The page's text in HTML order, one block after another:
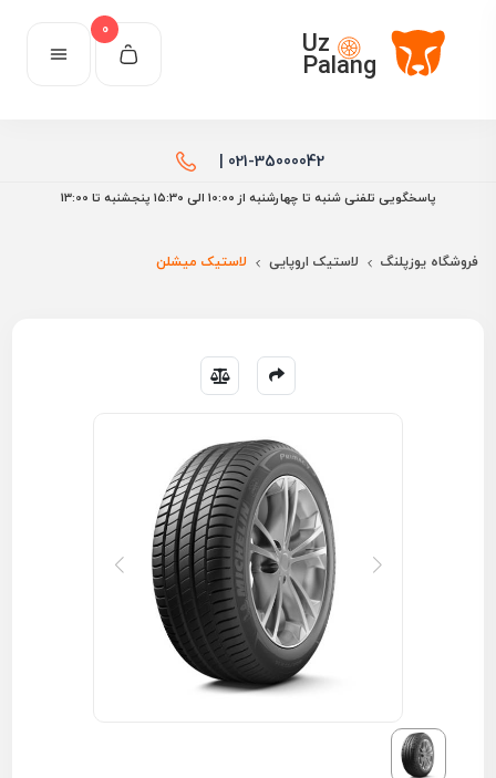
Uz
Palang
0
021-35000042 |
پاسخگویی تلفنی شنبه تا چهارشنبه از 10:00 الی ۱۵:30 پنجشنبه تا 13:00
فروشگاه یوزپلنگ لاستیک اروپایی لاستیک میشلن